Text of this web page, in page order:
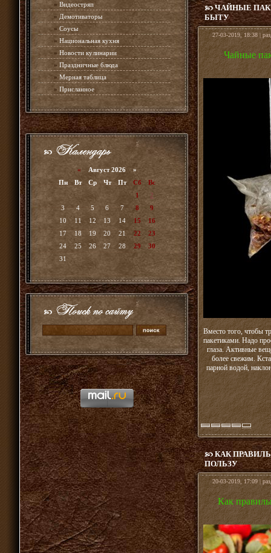
» Видеостряп
» Демотиваторы
» Соусы
» Национальная кухня
» Новости кулинарии
» Праздничные блюда
» Мерная таблица
» Присланное
« Август 2026 »
Пн
Вт Ср Чт Пт Сб
Вс
1
2
3
4 5 6 7 8
9
10
11 12 13 14 15
16
17
18 19 20 21 22
23
24
25 26 27 28 29
30
31
ЧАЙНЫЕ
БЫТУ
27-03-2019, 18:38 |
Чайные
Вместо того, чтобы
пакетиками. Надо
глаза. Активные
более свежим.
парной водой,
КАК
ПОЛЬЗУ
20-03-2019, 17:09 |
Как